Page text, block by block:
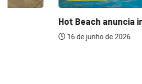
Hot Beach anuncia investimento
16 de junho de 2026